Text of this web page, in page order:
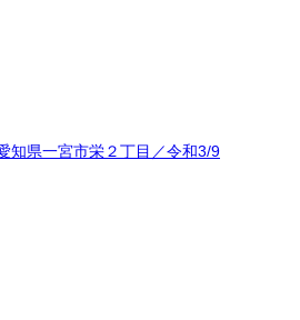
知県一宮市栄２丁目／令和3/9